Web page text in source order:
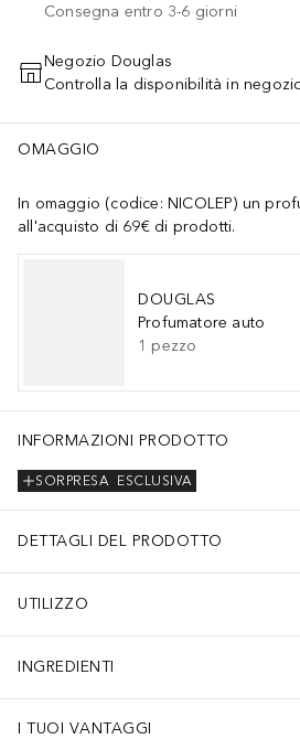
Consegna entro 3-6 giorni
AGGIUNGI AL
Negozio Douglas
Controlla la disponibilità in
OMAGGIO
In omaggio (codice: NICOLEP) un
all'acquisto di 69€ di prodotti.
DOUGLAS
Profumatore auto
1 pezzo
INFORMAZIONI PRODOTTO
ESCLUSIVA
SORPRESA
DETTAGLI DEL PRODOTTO
UTILIZZO
INGREDIENTI
I TUOI VANTAGGI